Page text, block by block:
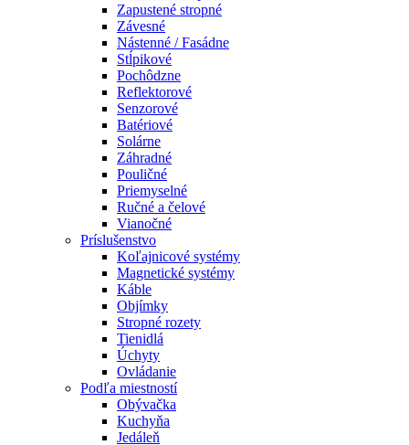
Zapustené stropné
Závesné
Nástenné / Fasádne
Stĺpikové
Pochôdzne
Reflektorové
Senzorové
Batériové
Solárne
Záhradné
Pouličné
Priemyselné
Ručné a čelové
Vianočné
Príslušenstvo
Koľajnicové systémy
Magnetické systémy
Káble
Objímky
Stropné rozety
Tienidlá
Úchyty
Ovládanie
Podľa miestností
Obývačka
Kuchyňa
Jedáleň